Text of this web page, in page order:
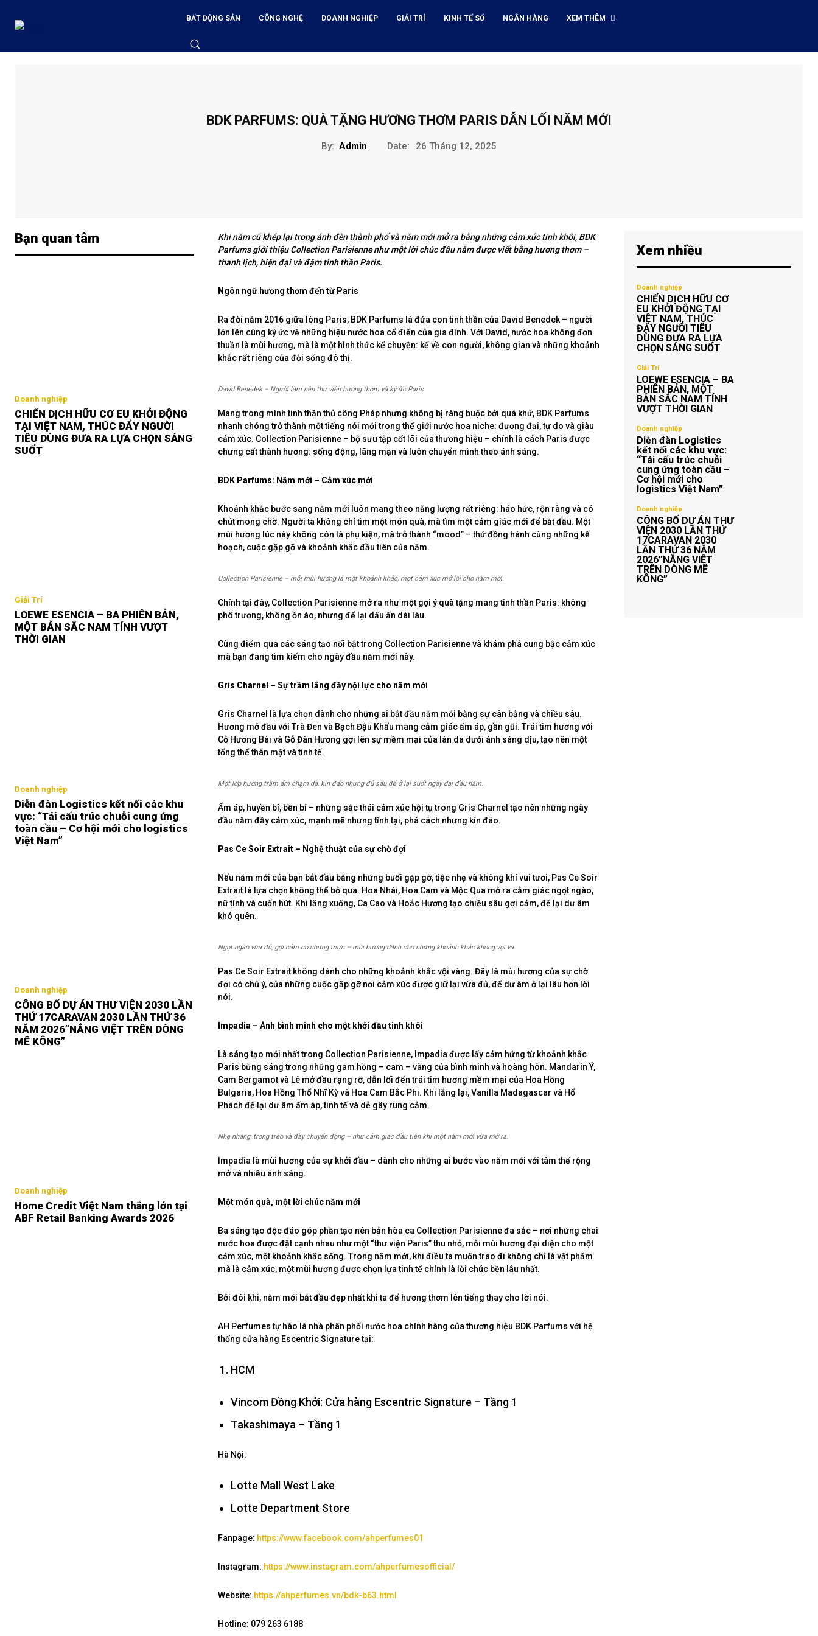
BẤT ĐỘNG SẢN CÔNG NGHỆ DOANH NGHIỆP GIẢI TRÍ KINH TẾ SỐ NGÂN HÀNG XEM THÊM
BDK PARFUMS: QUÀ TẶNG HƯƠNG THƠM PARIS DẪN LỐI NĂM MỚI
By: Admin Date: 26 Tháng 12, 2025
Bạn quan tâm
Doanh nghiệp
CHIẾN DỊCH HỮU CƠ EU KHỞI ĐỘNG
TẠI VIỆT NAM, THÚC ĐẨY NGƯỜI
TIÊU DÙNG ĐƯA RA LỰA CHỌN SÁNG
SUỐT
Giải Trí
LOEWE ESENCIA – BA PHIÊN BẢN,
MỘT BẢN SẮC NAM TÍNH VƯỢT
THỜI GIAN
Doanh nghiệp
Diễn đàn Logistics kết nối các khu
vực: “Tái cấu trúc chuỗi cung ứng
toàn cầu – Cơ hội mới cho logistics
Việt Nam”
Doanh nghiệp
CÔNG BỐ DỰ ÁN THƯ VIỆN 2030 LẦN
THỨ 17CARAVAN 2030 LẦN THỨ 36
NĂM 2026”NẮNG VIỆT TRÊN DÒNG
MÊ KÔNG”
Doanh nghiệp
Home Credit Việt Nam thắng lớn tại
ABF Retail Banking Awards 2026
Khi năm cũ khép lại trong ánh đèn thành phố và năm mới mở ra bằng những cảm xúc tinh khôi, BDK
Parfums giới thiệu Collection Parisienne như một lời chúc đầu năm được viết bằng hương thơm –
thanh lịch, hiện đại và đậm tinh thần Paris.
Ngôn ngữ hương thơm đến từ Paris
Ra đời năm 2016 giữa lòng Paris, BDK Parfums là đứa con tinh thần của David Benedek – người
lớn lên cùng ký ức về những hiệu nước hoa cổ điển của gia đình. Với David, nước hoa không đơn
thuần là mùi hương, mà là một hình thức kể chuyện: kể về con người, không gian và những khoảnh
khắc rất riêng của đời sống đô thị.
David Benedek – Người làm nên thư viện hương thơm và ký ức Paris
Mang trong mình tinh thần thủ công Pháp nhưng không bị ràng buộc bởi quá khứ, BDK Parfums
nhanh chóng trở thành một tiếng nói mới trong thế giới nước hoa niche: đương đại, tự do và giàu
cảm xúc. Collection Parisienne – bộ sưu tập cốt lõi của thương hiệu – chính là cách Paris được
chưng cất thành hương: sống động, lãng mạn và luôn chuyển mình theo ánh sáng.
BDK Parfums: Năm mới – Cảm xúc mới
Khoảnh khắc bước sang năm mới luôn mang theo năng lượng rất riêng: háo hức, rộn ràng và có
chút mong chờ. Người ta không chỉ tìm một món quà, mà tìm một cảm giác mới để bắt đầu. Một
mùi hương lúc này không còn là phụ kiện, mà trở thành “mood” – thứ đồng hành cùng những kế
hoạch, cuộc gặp gỡ và khoảnh khắc đầu tiên của năm.
Collection Parisienne – mỗi mùi hương là một khoảnh khắc, một cảm xúc mở lối cho năm mới.
Chính tại đây, Collection Parisienne mở ra như một gợi ý quà tặng mang tinh thần Paris: không
phô trương, không ồn ào, nhưng để lại dấu ấn dài lâu.
Cùng điểm qua các sáng tạo nổi bật trong Collection Parisienne và khám phá cung bậc cảm xúc
mà bạn đang tìm kiếm cho ngày đầu năm mới này.
Gris Charnel – Sự trầm lắng đầy nội lực cho năm mới
Gris Charnel là lựa chọn dành cho những ai bắt đầu năm mới bằng sự cân bằng và chiều sâu.
Hương mở đầu với Trà Đen và Bạch Đậu Khấu mang cảm giác ấm áp, gần gũi. Trái tim hương với
Cỏ Hương Bài và Gỗ Đàn Hương gợi lên sự mềm mại của làn da dưới ánh sáng dịu, tạo nên một
tổng thể thân mật và tinh tế.
Một lớp hương trầm ấm chạm da, kín đáo nhưng đủ sâu để ở lại suốt ngày dài đầu năm.
Ấm áp, huyền bí, bền bỉ – những sắc thái cảm xúc hội tụ trong Gris Charnel tạo nên những ngày
đầu năm đầy cảm xúc, mạnh mẽ nhưng tĩnh tại, phá cách nhưng kín đáo.
Pas Ce Soir Extrait – Nghệ thuật của sự chờ đợi
Nếu năm mới của bạn bắt đầu bằng những buổi gặp gỡ, tiệc nhẹ và không khí vui tươi, Pas Ce Soir
Extrait là lựa chọn không thể bỏ qua. Hoa Nhài, Hoa Cam và Mộc Qua mở ra cảm giác ngọt ngào,
nữ tính và cuốn hút. Khi lắng xuống, Ca Cao và Hoắc Hương tạo chiều sâu gợi cảm, để lại dư âm
khó quên.
Ngọt ngào vừa đủ, gợi cảm có chừng mực – mùi hương dành cho những khoảnh khắc không vội vã
Pas Ce Soir Extrait không dành cho những khoảnh khắc vội vàng. Đây là mùi hương của sự chờ
đợi có chủ ý, của những cuộc gặp gỡ nơi cảm xúc được giữ lại vừa đủ, để dư âm ở lại lâu hơn lời
nói.
Impadia – Ánh bình minh cho một khởi đầu tinh khôi
Là sáng tạo mới nhất trong Collection Parisienne, Impadia được lấy cảm hứng từ khoảnh khắc
Paris bừng sáng trong những gam hồng – cam – vàng của bình minh và hoàng hôn. Mandarin Ý,
Cam Bergamot và Lê mở đầu rạng rỡ, dẫn lối đến trái tim hương mềm mại của Hoa Hồng
Bulgaria, Hoa Hồng Thổ Nhĩ Kỳ và Hoa Cam Bắc Phi. Khi lắng lại, Vanilla Madagascar và Hổ
Phách để lại dư âm ấm áp, tinh tế và dễ gây rung cảm.
Nhẹ nhàng, trong trẻo và đầy chuyển động – như cảm giác đầu tiên khi một năm mới vừa mở ra.
Impadia là mùi hương của sự khởi đầu – dành cho những ai bước vào năm mới với tâm thế rộng
mở và nhiều ánh sáng.
Một món quà, một lời chúc năm mới
Ba sáng tạo độc đáo góp phần tạo nên bản hòa ca Collection Parisienne đa sắc – nơi những chai
nước hoa được đặt cạnh nhau như một “thư viện Paris” thu nhỏ, mỗi mùi hương đại diện cho một
cảm xúc, một khoảnh khắc sống. Trong năm mới, khi điều ta muốn trao đi không chỉ là vật phẩm
mà là cảm xúc, một mùi hương được chọn lựa tinh tế chính là lời chúc bền lâu nhất.
Bởi đôi khi, năm mới bắt đầu đẹp nhất khi ta để hương thơm lên tiếng thay cho lời nói.
AH Perfumes tự hào là nhà phân phối nước hoa chính hãng của thương hiệu BDK Parfums với hệ
thống cửa hàng Escentric Signature tại:
HCM
Vincom Đồng Khởi: Cửa hàng Escentric Signature – Tầng 1
Takashimaya – Tầng 1
Hà Nội:
Lotte Mall West Lake
Lotte Department Store
Fanpage: https://www.facebook.com/ahperfumes01
Instagram: https://www.instagram.com/ahperfumesofficial/
Website: https://ahperfumes.vn/bdk-b63.html
Hotline: 079 263 6188
Xem nhiều
Doanh nghiệp
CHIẾN DỊCH HỮU CƠ
EU KHỞI ĐỘNG TẠI
VIỆT NAM, THÚC
ĐẨY NGƯỜI TIÊU
DÙNG ĐƯA RA LỰA
CHỌN SÁNG SUỐT
Giải Trí
LOEWE ESENCIA – BA
PHIÊN BẢN, MỘT
BẢN SẮC NAM TÍNH
VƯỢT THỜI GIAN
Doanh nghiệp
Diễn đàn Logistics
kết nối các khu vực:
“Tái cấu trúc chuỗi
cung ứng toàn cầu –
Cơ hội mới cho
logistics Việt Nam”
Doanh nghiệp
CÔNG BỐ DỰ ÁN THƯ
VIỆN 2030 LẦN THỨ
17CARAVAN 2030
LẦN THỨ 36 NĂM
2026”NẮNG VIỆT
TRÊN DÒNG MÊ
KÔNG”